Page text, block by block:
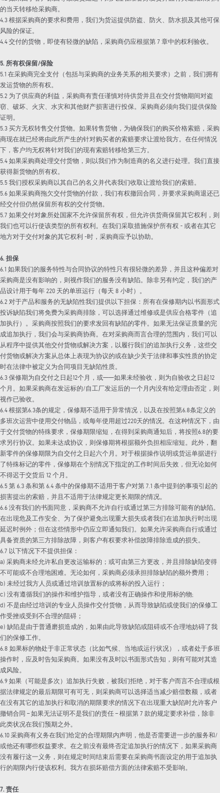
的当天转移给采购商。
4.3 根据采购商的要求和费用，我们为货运提供防盗、防火、防水损及其他可保
风险的保证。
4.4 交付的货物，即使有轻微的缺陷，采购商仍应根据第 7 章中的权利验收。
5. 所有权保留/保险
5.1 在采购商完全支付（包括与采购商的业务关系的相关要求）之前，我们拥有
发运货物的所有权。
5.2 为了供应商的利益，采购商有责任谨慎对待供货并且在交付货物期间对盗
窃、破坏、火灾、水灾和其他财产损害进行投保。采购商必须向我们提供保险
证明。
5.3 买方无权转售交付货物。如果转售货物，为确保我们的购买价格索赔，采购
商现在就已经将由此所产生的针对购买者的索赔要求让渡给我方。在任何情况
下，客户均无权将针对我们的现有索赔转移给第三方。
5.4 如果采购商处理交付货物，则以我们作为制造商的名义进行处理。我们直接
获得新货物的所有权。
5.5 我们授权采购商以其自己的名义并代表我们收取让渡给我们的索赔。
5.6 如果采购商拖欠交付货物的付款，我们有权撤回合同，并要求采购商退还已
经交付但仍然保留所有权的交付货物。
5.7 如果交付对象所处国家不允许保留所有权，但允许供货商保留其它权利，则
我们也可以行使该类型的所有权利。在我们采取措施保护所有权 - 或者在其它
地方对于交付对象的其它权利 -时，采购商应予以协助。
6. 担保
6.1 如果我们的服务特性与合同协议的特性只有很轻微的差异，并且这种偏差对
采购商是没有影响的，则视作我们的服务没有缺陷。除非另有约定，我们的产
品设计用于每年 220 天的单班运行（每天 8 小时）。
6.2 对于产品和服务的无缺陷性我们提供以下担保：所有在保修期内以书面形式
投诉缺陷我们将免费为采购商排除，可以选择通过维修或是供应合格零件（追
加执行）。采购商按照我们的要求发回有缺陷的零件。如果无法保证质量的完
成追加执行，我们会与采购商协商。在对采购商而言合理的范围内，我们可以
从程序中提供其他交付货物或解决方案，以履行我们的追加执行义务，这些交
付货物或解决方案从总体上表现为协议的或在缺少关于法律和事实性质的协定
时在法律中被定义为合同项目无缺陷性质。
6.3 保修期为自交付之日起12个月，或——如果未经验收，则为自验收之日起12
个月。如果采购商在发运标的/自工厂发运后的一个月内没有给定理由否定，则
视作已验收。
6.4 根据第6.3条的规定，保修期不适用于异常情况，以及在按照第6.8条定义的
多班次运营中使用交付物品，或每年使用超过220天的情况。在这种情况下，由
于交付货物的特殊要求，保修期限缩短，在得到采购商通知后，将按照6.8的要
求另行协议。如果未达成协议，则保修期将根据额外负担相应缩短。此外，翻
新零件的保修期限为自交付之日起六个月。对于根据操作说明或货运单据进行
了特殊标记的零件，保修期在个别情况下指定的工作时间后失效，但无论如何
不得迟于交货后 12 个月。
6.5 第 6.3 条和第 6.4 条中的保修期不适用于客户对第 7.1 条中提到的事项引起的
损害提出的索赔，并且不适用于法律规定更长期限的情况。
6.6 没有我们的书面同意，采购商不允许自行或通过第三方排除可能有的缺陷。
在出现危及工作安全、为了保护避免出现重大损失或者我们在追加执行时出现
延迟时例外；但在这些情形中仍应立即通知我们。如果允许采购商自行或通过
具备资质的第三方排除故障，则客户有权要求补偿故障排除造成的损失。
6.7 以下情况下不提供担保：
a) 采购商未经允许私自更改运输标的；或可由第三方更改，并且排除缺陷变得
不可能或不合理地困难。无论如何，采购商必须承担排除缺陷的额外费用；
b) 未经过我方人员或通过培训放置标的或将标的投入运行；
c) 没有遵循我们的操作和维护指导，或者没有正确操作和使用标的物;
d) 不是由经过培训的专业人员操作交付货物，从而导致缺陷或使我们的保修工
作受挫或受到不合理的阻碍；
e) 缺陷是由于普通磨损造成的，如果由此导致缺陷或阻碍或不合理地妨碍了我
们的保修工作。
6.8 如果标的物处于非正常状态（比如气候、当地或运行状况），或者处于多班
操作时，应及时告知采购商。如果没有及时以书面形式告知，则有可能对其造
成风险。
6.9 如果（可能是多次）追加执行失败，被我们拒绝，对于客户而言不合理或根
据法律规定的最后期限可有可无，则采购商可以选择适当减少赔偿数额，或者
在没有其它的追加执行和取消的期限要求的情况下在出现重大缺陷时允许客户
撤销合同 – 如果无法证明不是我们的责任 – 根据第 7 款的规定要求补偿，除非
此类状况在我们预期之外。
6.10 采购商有义务在我们给定的合理期限内声明，他是否需要进一步的服务和/
或他还有哪些权益要求。在之前没有最终否定追加执行的情况下，如果采购商
没有履行这一义务，则在规定时间结束后需要在采购商书面设定的用于追加执
行的期限内行使该权利。我方在损坏赔偿方面的法律索赔不受影响。
7. 责任